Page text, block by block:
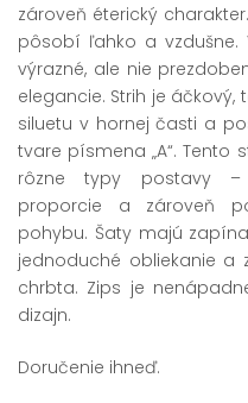
zároveň éterický
pôsobí ľahko a
výrazné, ale nie
elegancie. Strih je
siluetu v hornej časti a
tvare písmena „A“. Tento
rôzne typy postavy –
proporcie a zároveň
pohybu. Šaty majú
jednoduché obliekanie a
chrbta. Zips je
dizajn.
Doručenie ihneď.